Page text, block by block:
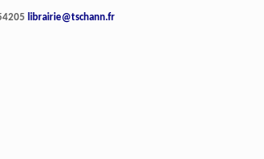
librairie@tschann.fr